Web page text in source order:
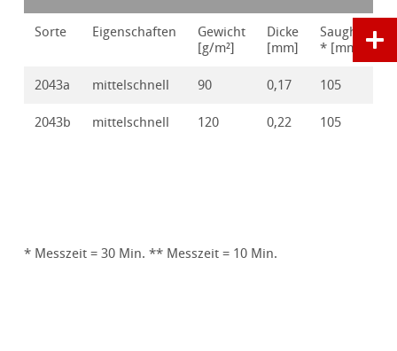
Sorte Eigenschaften
Gewicht
[g/m²]
Dicke
[mm]
Saughöhe
* [mm]
2043a mittelschnell 90 0,17 105
2043b mittelschnell 120 0,22 105
* Messzeit = 30 Min. ** Messzeit = 10 Min.